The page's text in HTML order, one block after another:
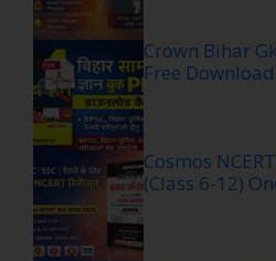
Crown Bihar
Free Download
Cosmos
(Class 6-12)